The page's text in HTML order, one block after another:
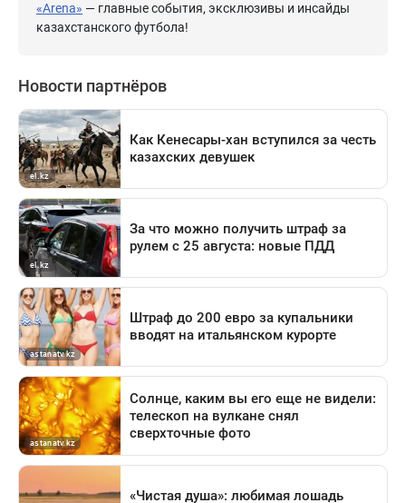
«Arena» — главные события, эксклюзивы и инсайды
казахстанского футбола!